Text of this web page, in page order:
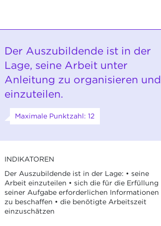
Der Auszubildende ist in der
Lage, seine Arbeit unter
Anleitung zu organisieren und
einzuteilen.
Maximale Punktzahl: 12
INDIKATOREN
Der Auszubildende ist in der Lage: • seine
Arbeit einzuteilen • sich die für die Erfüllung
seiner Aufgabe erforderlichen Informationen
zu beschaffen • die benötigte Arbeitszeit
einzuschätzen